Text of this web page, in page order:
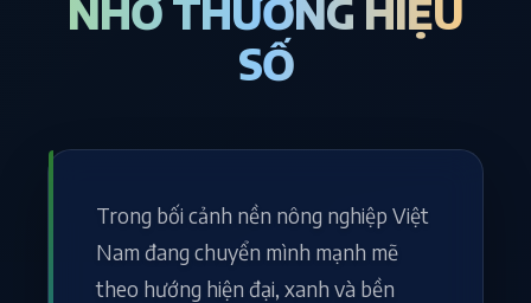
NHỜ THƯƠNG HIỆU
SỐ
Trong bối cảnh nền nông nghiệp Việt
Nam đang chuyển mình mạnh mẽ
theo hướng hiện đại, xanh và bền